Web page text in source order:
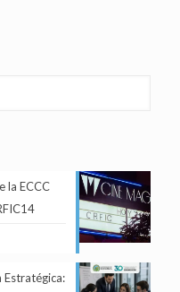
la ECCC
Estratégica: